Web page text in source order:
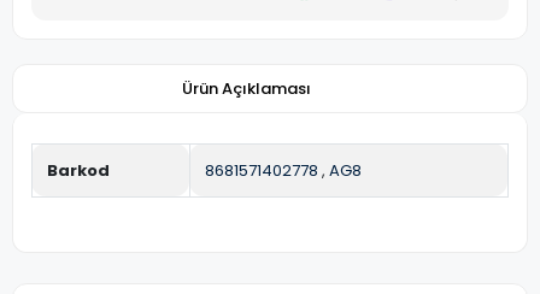
Ürün Açıklaması
Barkod 8681571402778 , AG8